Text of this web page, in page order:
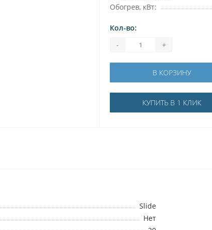
Обогрев, кВт:
Кол-во:
- +
В КОРЗИНУ
КУПИТЬ В 1 КЛИК
Slide
Нет